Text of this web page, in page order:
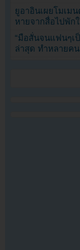
ยูอาอินเผยโมเม
หายจากสื่อไปพั
“มือสั่นจนแฟนๆเ
ล่าสุด ทำหลายค